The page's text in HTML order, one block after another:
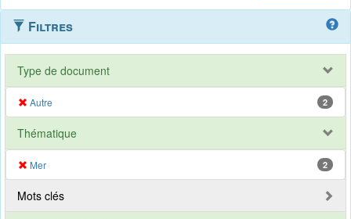
Filtres
Type de document
Autre 2
Thématique
Mer 2
Mots clés